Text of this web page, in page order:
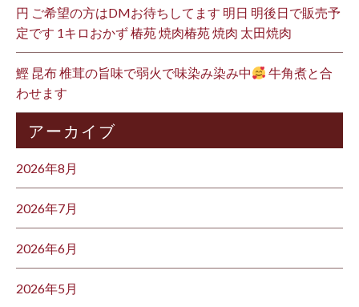
円 ご希望の方はDMお待ちしてます 明日 明後日で販売予
定です 1キロおかず 椿苑 焼肉椿苑 焼肉 太田焼肉
鰹 昆布 椎茸の旨味で弱火で味染み染み中
牛角煮と合
わせます
アーカイブ
2026年8月
2026年7月
2026年6月
2026年5月